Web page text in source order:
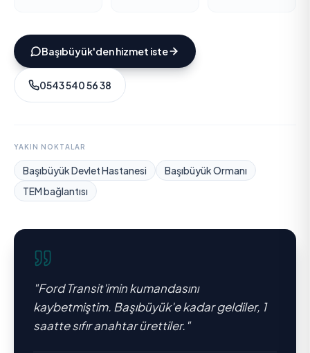
Başıbüyük'den hizmet iste
0543 540 56 38
YAKIN NOKTALAR
Başıbüyük Devlet Hastanesi
Başıbüyük Ormanı
TEM bağlantısı
"Ford Transit'imin kumandasını
kaybetmiştim. Başıbüyük'e kadar geldiler, 1
saatte sıfır anahtar ürettiler. "